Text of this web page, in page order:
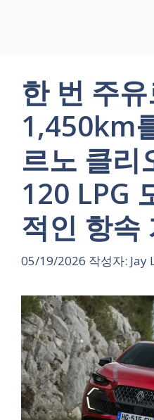
한 번 주
1,450km
르노 클리
120 LPG
적인 항속
05/19/2026 작성자: Jay